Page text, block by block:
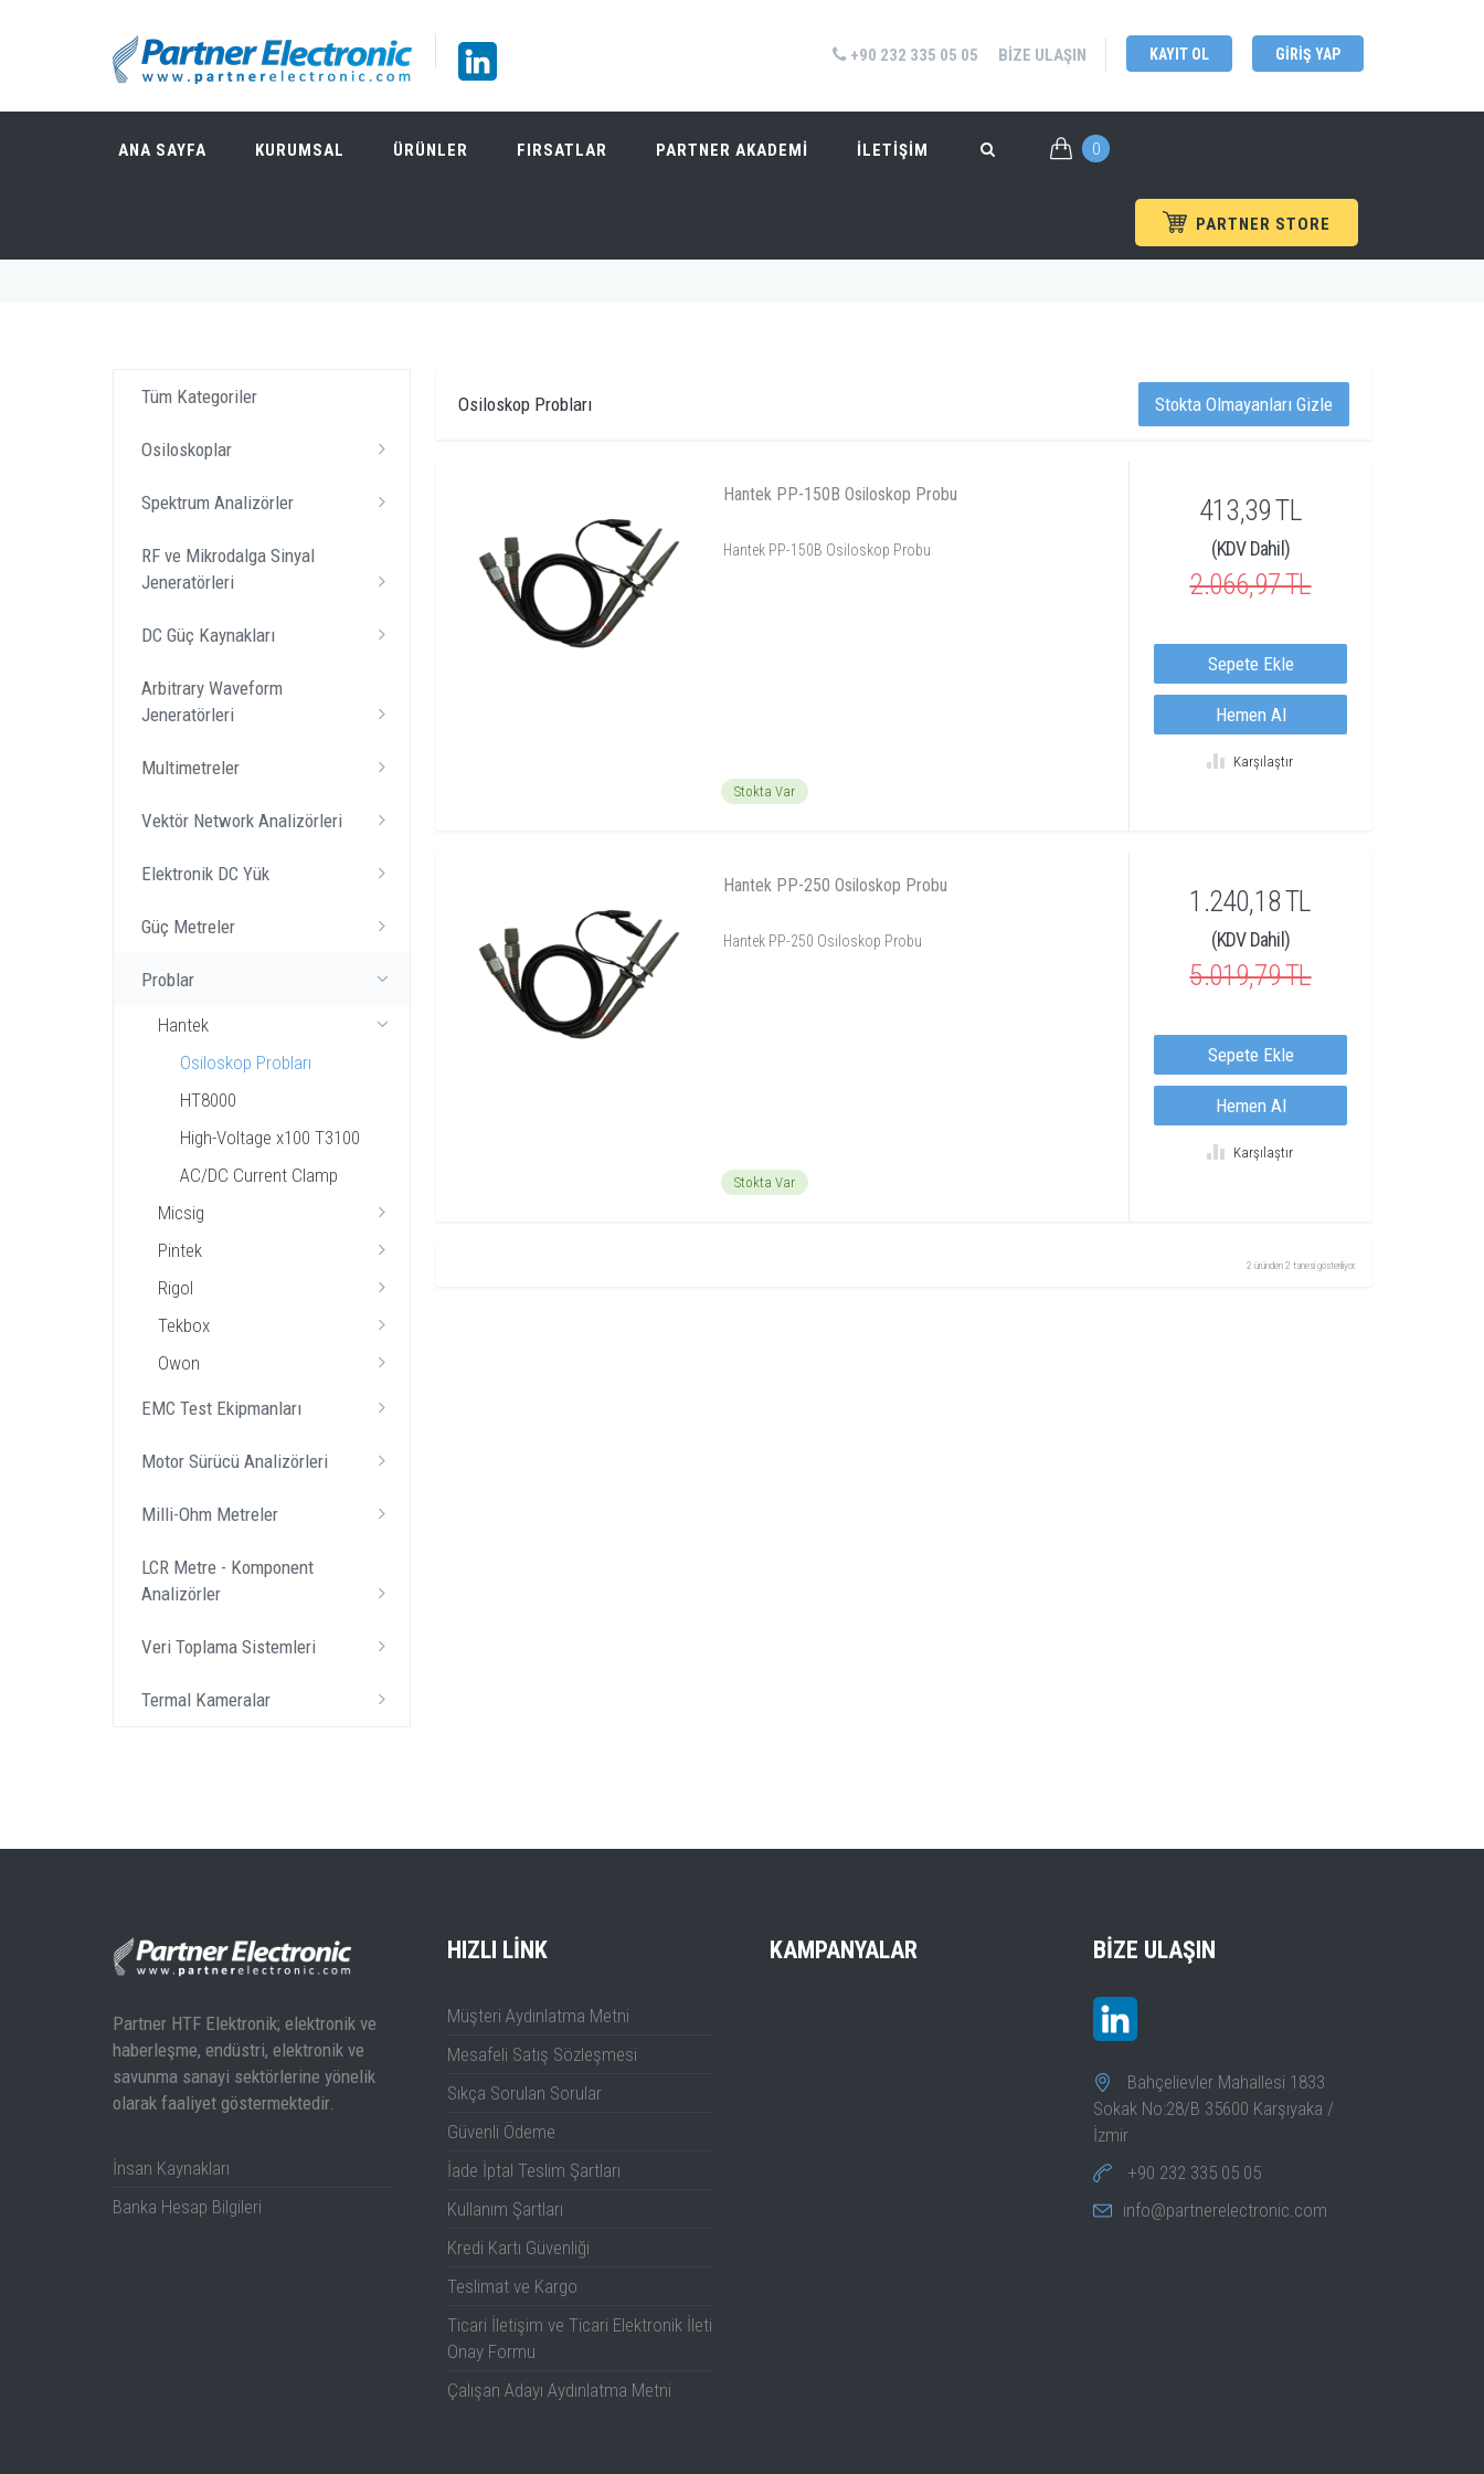
+90 232 335 05 05 BIZE ULAŞIN KAYIT OL GIRIŞ YAP
ANA SAYFA KURUMSAL ÜRÜNLER FIRSATLAR PARTNER AKADEMİ İLETİŞİM 0
PARTNER STORE
/ Hantek /Osiloskop Probları
Tüm Kategoriler
Osiloskoplar
Spektrum Analizörler
RF ve Mikrodalga Sinyal
Jeneratörleri
DC Güç Kaynakları
Arbitrary Waveform
Jeneratörleri
Multimetreler
Vektör Network Analizörleri
Elektronik DC Yük
Güç Metreler
Problar
Hantek
Osiloskop Probları
HT8000
High-Voltage x100 T3100
AC/DC Current Clamp
Micsig
Pintek
Rigol
Tekbox
Owon
EMC Test Ekipmanları
Motor Sürücü Analizörleri
Milli-Ohm Metreler
LCR Metre - Komponent
Analizörler
Veri Toplama Sistemleri
Termal Kameralar
Osiloskop Probları Stokta Olmayanları Gizle
Stokta Var
Hantek PP-150B Osiloskop Probu
Hantek PP-150B Osiloskop Probu
413,39 TL
(KDV Dahil)
2.066,97 TL
Sepete Ekle
Hemen Al
Karşılaştır
Stokta Var
Hantek PP-250 Osiloskop Probu
Hantek PP-250 Osiloskop Probu
1.240,18 TL
(KDV Dahil)
5.019,79 TL
Sepete Ekle
Hemen Al
Karşılaştır
2 üründen 2 tanesi gösteriliyor.
Partner HTF Elektronik; elektronik ve
haberleşme, endüstri, elektronik ve
savunma sanayi sektörlerine yönelik
olarak faaliyet göstermektedir.
İnsan Kaynakları
Banka Hesap Bilgileri
HIZLI LINK
Müşteri Aydınlatma Metni
Mesafeli Satış Sözleşmesi
Sıkça Sorulan Sorular
Güvenli Ödeme
İade İptal Teslim Şartları
Kullanım Şartları
Kredi Kartı Güvenliği
Teslimat ve Kargo
Ticari İletişim ve Ticari Elektronik İleti
Onay Formu
Çalışan Adayı Aydınlatma Metni
KAMPANYALAR BIZE ULAŞIN
Bahçelievler Mahallesi 1833
Sokak No:28/B 35600 Karşıyaka /
İzmir
+90 232 335 05 05
info@partnerelectronic.com